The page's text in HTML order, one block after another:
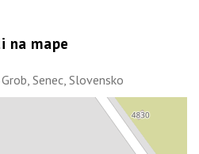
na mape
Senec, Slovensko